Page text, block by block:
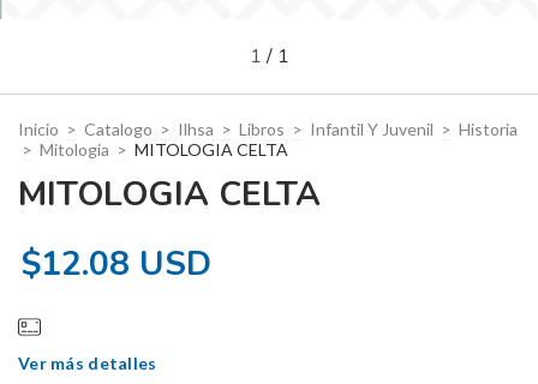
1 / 1
Inicio > Catalogo > Ilhsa > Libros > Infantil Y Juvenil > Historia
> Mitologia > MITOLOGIA CELTA
MITOLOGIA CELTA
$12.08 USD
Ver más detalles